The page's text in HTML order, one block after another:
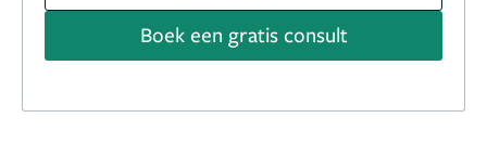
Boek een gratis consult